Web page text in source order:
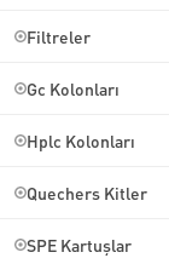
Filtreler
Gc Kolonları
Hplc Kolonları
Quechers Kitler
SPE Kartuşlar